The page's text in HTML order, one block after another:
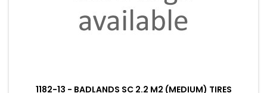
1182-13 - BADLANDS SC 2.2 M2 (MEDIUM) TIRES